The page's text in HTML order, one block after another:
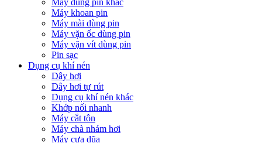
Máy dùng pin khác
Máy khoan pin
Máy mài dùng pin
Máy vặn ốc dùng pin
Máy vặn vít dùng pin
Pin sạc
Dụng cụ khí nén
Dây hơi
Dây hơi tự rút
Dụng cụ khí nén khác
Khớp nối nhanh
Máy cắt tôn
Máy chà nhám hơi
Máy cưa dũa